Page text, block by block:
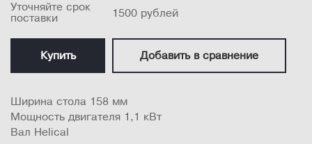
Уточняйте срок
поставки
1500 рублей
Купить Добавить в сравнение
Ширина стола 158 мм
Мощность двигателя 1,1 кВт
Вал Helical